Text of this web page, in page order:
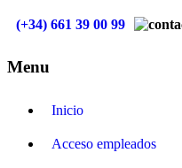
(+34) 661 39 00 99
Menu
Inicio
Acceso empleados